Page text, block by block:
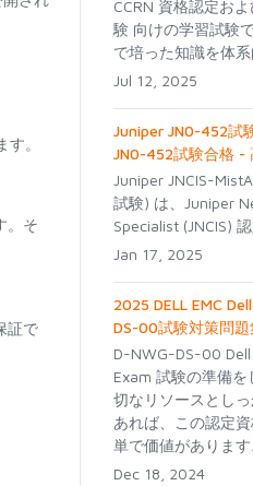
。
。そ
証で
CCRN 資格認定お
験 向けの学習試験
で培った知識を体系
Jul 12, 2025
Juniper JN0-452試
JN0-452試験合格 -
Juniper JNCIS-
試験) は、Juniper
Specialist (JNCIS)
Jan 17, 2025
2025 DELL EMC
DS-00試験対策問題
D-NWG-DS-00
Exam 試験の準備
切なリソースとし
あれば、この認定
単で価値があります...
Dec 18, 2024